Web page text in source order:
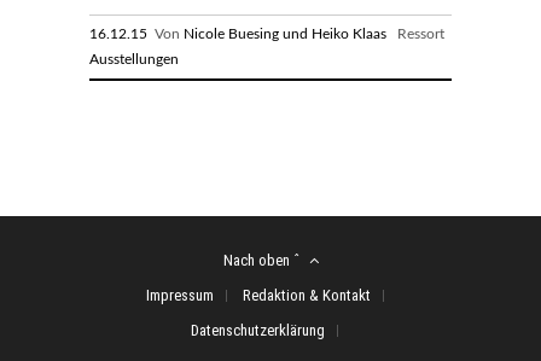
16.12.15 Von Nicole Buesing und Heiko Klaas Ressort
Ausstellungen
Nach oben ˆ
Impressum
Redaktion & Kontakt
Datenschutzerklärung